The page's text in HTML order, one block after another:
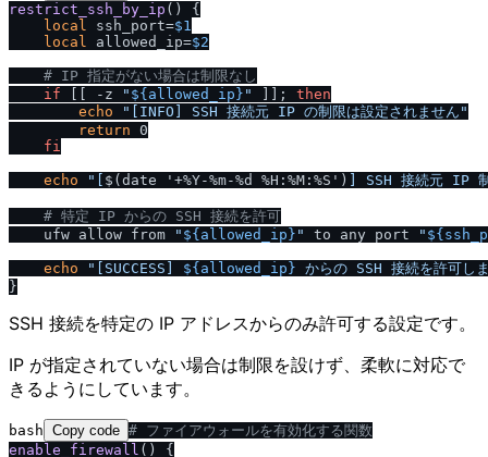
restrict_ssh_by_ip () {
local ssh_port=$1
local allowed_ip=$2
# IP 指定がない場合は制限なし
if [[ -z " ${allowed_ip} " ]]; then
echo
"[INFO] SSH 接続元 IP の制限は設定されません"
return 0
fi
echo "[ $(date '+%Y-%m-%d %H:%M:%S') ] SSH 接続元 IP
# 特定 IP からの SSH 接続を許可
    ufw allow from
" ${allowed_ip} " to any port "
echo "[SUCCESS] ${allowed_ip} からの SSH 接続を許可し
SSH 接続を特定の IP アドレスからのみ許可する設定です。
IP が指定されていない場合は制限を設けず、柔軟に対応で
きるようにしています。
bash Copy code # ファイアウォールを有効化する関数
enable_firewall () {